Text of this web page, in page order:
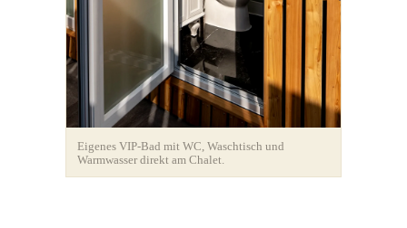
Eigenes VIP-Bad mit WC, Waschtisch und
Warmwasser direkt am Chalet.